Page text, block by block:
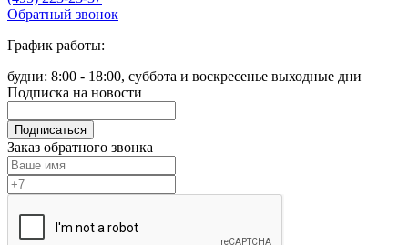
Обратный звонок
График работы:
будни: 8:00 - 18:00, суббота и воскресенье выходные дни
Подписка на новости
Подписаться
Заказ обратного звонка